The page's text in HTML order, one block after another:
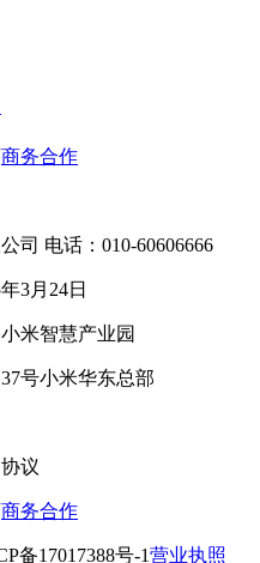
商务合作
司 电话：010-60606666
3月24日
米智慧产业园
号小米华东总部
议
商务合作
备17017388号-1营业执照